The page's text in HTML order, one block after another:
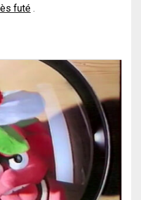
futé .